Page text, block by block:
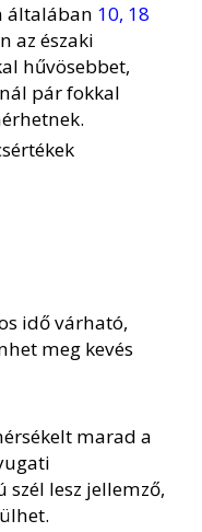
általában 10, 18
az északi
hűvösebbet,
pár fokkal
idő várható,
meg kevés
marad a
lesz jellemző,